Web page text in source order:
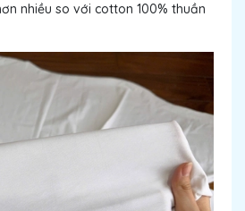
nhiều so với cotton 100% thuần